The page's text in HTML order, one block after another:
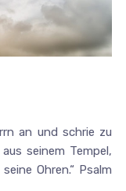
an und schrie zu
seinem Tempel,
Ohren.“ Psalm